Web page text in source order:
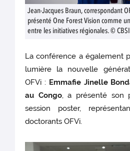
Jean-Jacques Braun, correspondant
présenté One Forest Vision comme
entre les initiatives régionales. © CBSI
La conférence a également
lumière la nouvelle
OFVi : Emmafie Jinelle
au Congo, a présenté son
session poster,
doctorants OFVi.